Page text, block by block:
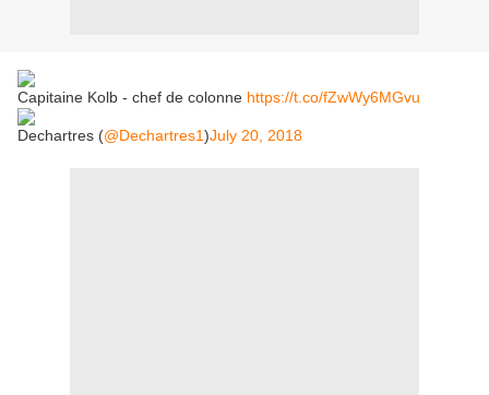
Capitaine Kolb - chef de colonne https://t.co/fZwWy6MGvu
Dechartres (@Dechartres1)July 20, 2018